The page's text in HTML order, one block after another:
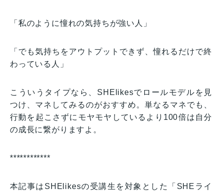
「私のように憧れの気持ちが強い人」
「でも気持ちをアウトプットできず、憧れるだけで終
わっている人」
こういうタイプなら、SHElikesでロールモデルを見
つけ、マネしてみるのがおすすめ。単なるマネでも、
行動を起こさずにモヤモヤしているより100倍は自分
の成長に繋がりますよ。
************
本記事はSHElikesの受講生を対象とした「SHEライ